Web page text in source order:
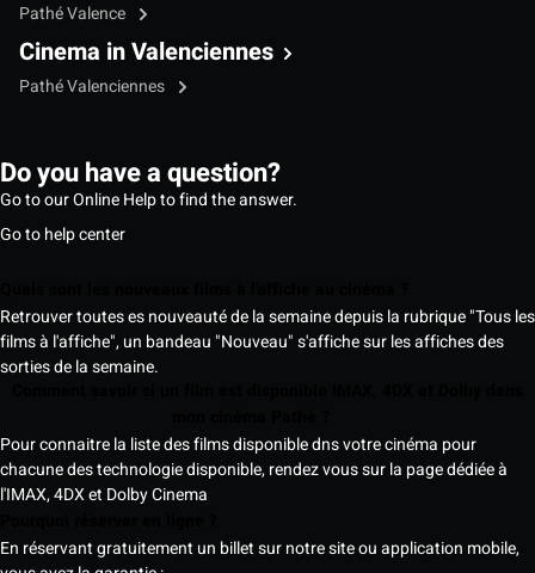
Pathé Valence
Cinema in Valenciennes
Pathé Valenciennes
Do you have a question?
Go to our Online Help to find the answer.
Go to help center
Retrouver toutes es nouveauté de la semaine depuis la rubrique "Tous les
films à l'affiche", un bandeau "Nouveau" s'affiche sur les affiches des
sorties de la semaine.
Pour connaitre la liste des films disponible dns votre cinéma pour
chacune des technologie disponible, rendez vous sur la page dédiée à
l'IMAX, 4DX et Dolby Cinema
En réservant gratuitement un billet sur notre site ou application mobile,